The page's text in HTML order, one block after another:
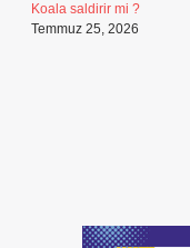
Koala saldirir mi ?
Temmuz 25, 2026